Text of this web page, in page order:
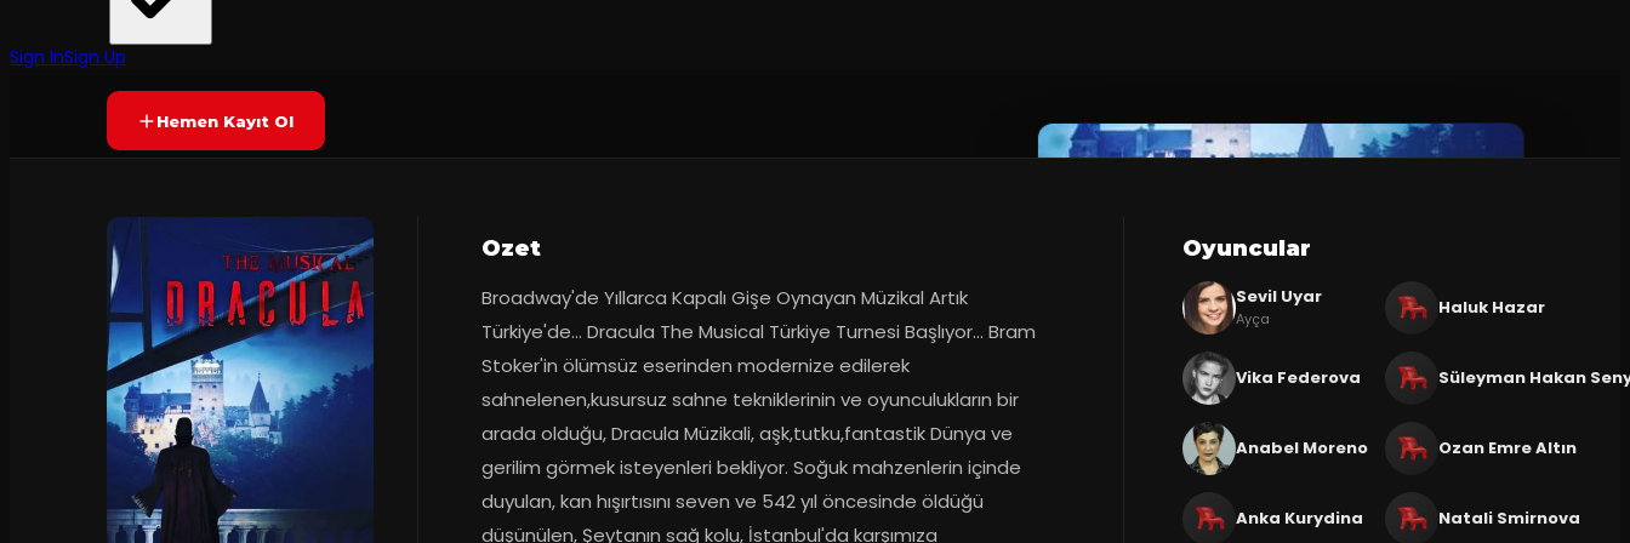
Sign InSign UpYAKINDA Yetersiz oy
Hemen Kayıt Ol
Ozet
Broadway'de Yıllarca Kapalı Gişe Oynayan Müzikal Artık
Türkiye'de... Dracula The Musical Türkiye Turnesi Başlıyor... Bram
Stoker'in ölümsüz eserinden modernize edilerek
sahnelenen,kusursuz sahne tekniklerinin ve oyunculukların bir
arada olduğu, Dracula Müzikali, aşk,tutku,fantastik Dünya ve
gerilim görmek isteyenleri bekliyor. Soğuk mahzenlerin içinde
duyulan, kan hışırtısını seven ve 542 yıl öncesinde öldüğü
düşünülen, Şeytanın sağ kolu, İstanbul'da karşımıza
Oyuncular
Sevil Uyar
Ayça
Haluk Hazar
Vika Federova Süleyman Hakan
Anabel Moreno Ozan Emre Altın
Anka Kurydina Natali Smirnova